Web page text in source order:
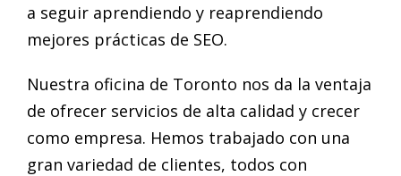
a seguir aprendiendo y reaprendiendo
mejores prácticas de SEO.
Nuestra oficina de Toronto nos da la ventaja
de ofrecer servicios de alta calidad y crecer
como empresa. Hemos trabajado con una
gran variedad de clientes, todos con